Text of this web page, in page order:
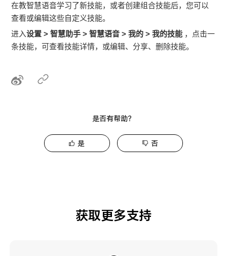
在教智慧语音学习了新技能，或者创建组合技能后，您可以
查看或编辑这些自定义技能。
进入设置 >智慧助手 >智慧语音 >我的 >我的技能 ，点击一
条技能，可查看技能详情，或编辑、分享、删除技能。
是否有帮助？
是 否
获取更多支持